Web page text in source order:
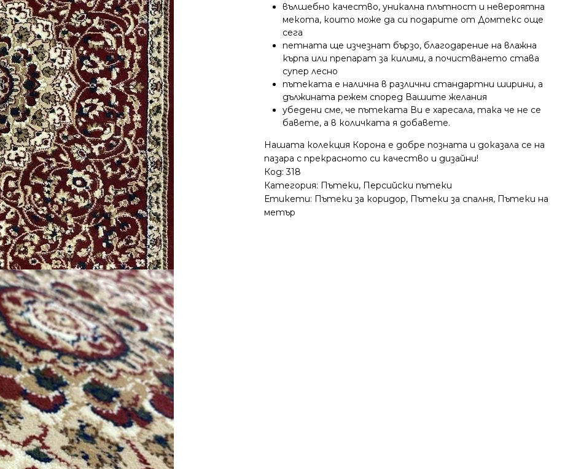
вълшебно качество, уникална плътност и невероятна
мекота, които може да си подарите от Домтекс още
сега
петната ще изчезнат бързо, благодарение на влажна
кърпа или препарат за килими, а почистването става
супер лесно
пътеката е налична в различни стандартни ширини, а
дължината режем според Вашите желания
убедени сме, че пътеката Ви е харесала, така че не се
бавете, а в количката я добавете.
Нашата колекция Корона е добре позната и доказала се на
пазара с прекрасното си качество и дизайни!
Код:318
Категория: Пътеки, Персийски пътеки
Етикети: Пътеки за коридор, Пътеки за спалня, Пътеки на
метър